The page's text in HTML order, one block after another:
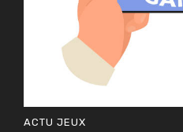
ACTU JEUX